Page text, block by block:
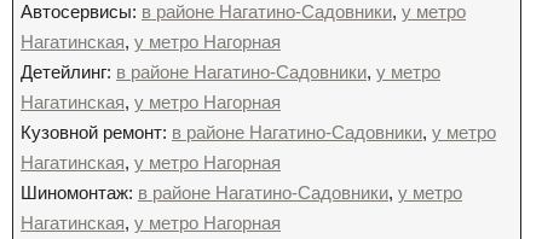
Автосервисы: в районе Нагатино-Садовники, у метро
Нагатинская, у метро Нагорная
Детейлинг: в районе Нагатино-Садовники, у метро
Нагатинская, у метро Нагорная
Кузовной ремонт: в районе Нагатино-Садовники, у метро
Нагатинская, у метро Нагорная
Шиномонтаж: в районе Нагатино-Садовники, у метро
Нагатинская, у метро Нагорная